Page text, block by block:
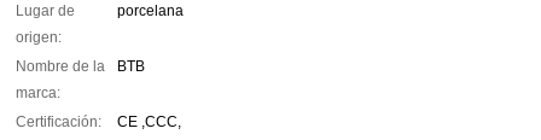
Lugar de
origen:
porcelana
Nombre de la
marca:
BTB
Certificación:
CE ,CCC,